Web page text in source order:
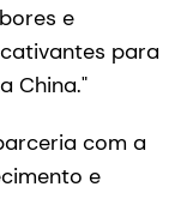
e
para
China."
com a
e